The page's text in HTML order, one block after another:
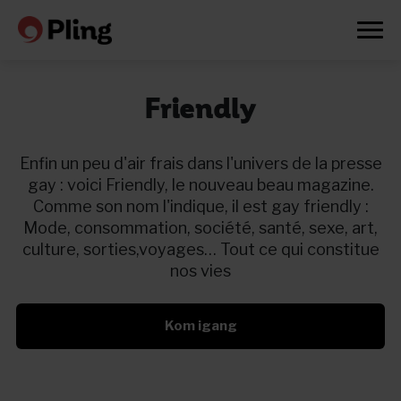
Friendly
Enfin un peu d'air frais dans l'univers de la presse
gay : voici Friendly, le nouveau beau magazine.
Comme son nom l'indique, il est gay friendly :
Mode, consommation, société, santé, sexe, art,
culture, sorties,voyages… Tout ce qui constitue
nos vies
Kom igang